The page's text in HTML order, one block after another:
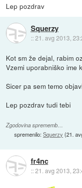
Lep pozdrav
Squerzy
::21. avg 2013,
Kot sm že dejal, rabim
Vzemi uporabniško ime
Sicer pa sem temo
Lep pozdrav tudi tebi
Zgodovina sprememb…
spremenilo:Squerzy (21.
fr4nc
::21. avg 2013,